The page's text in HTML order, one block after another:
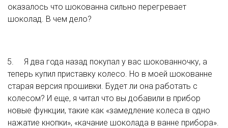
оказалось что шокованна сильно перегревает
шоколад. В чем дело?
5.	Я два года назад покупал у вас шокованночку, а
теперь купил приставку колесо. Но в моей шокованне
старая версия прошивки. Будет ли она работать с
колесом? И еще, я читал что вы добавили в прибор
новые функции, такие как «замедление колеса в одно
нажатие кнопки», «качание шоколада в ванне прибора».